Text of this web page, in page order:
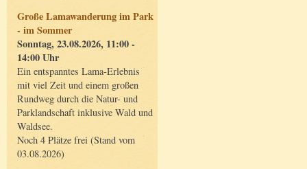
Große Lamawanderung im Park
- im Sommer
Sonntag, 23.08.2026, 11:00 -
14:00 Uhr
Ein entspanntes Lama-Erlebnis
mit viel Zeit und einem großen
Rundweg durch die Natur- und
Parklandschaft inklusive Wald und
Waldsee.
Noch 4 Plätze frei (Stand vom
03.08.2026)